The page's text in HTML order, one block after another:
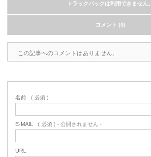
トラックバックは利用できません。
コメント (0)
この記事へのコメントはありません。
名前 ( 必須 )
E-MAIL ( 必須 ) - 公開されません -
URL